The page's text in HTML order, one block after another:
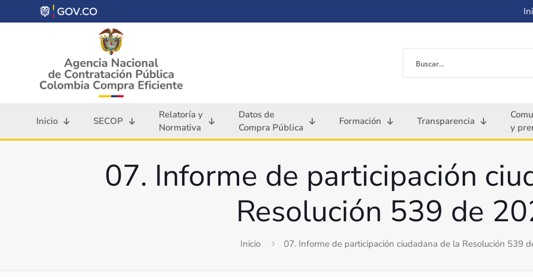
Inicio SECOP
Relatoría y
Normativa
Datos de
Compra Pública
Formación Transparencia
y
07. Informe de participación
Resolución 539 de
Inicio 07. Informe de participación ciudadana de la Resolución 539